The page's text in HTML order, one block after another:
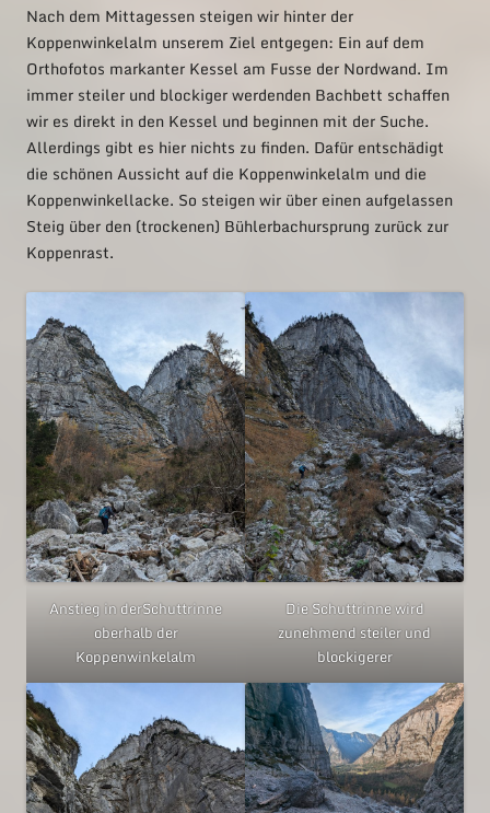
Nach dem Mittagessen steigen wir hinter der
Koppenwinkelalm unserem Ziel entgegen: Ein auf dem
Orthofotos markanter Kessel am Fusse der Nordwand. Im
immer steiler und blockiger werdenden Bachbett schaffen
wir es direkt in den Kessel und beginnen mit der Suche.
Allerdings gibt es hier nichts zu finden. Dafür entschädigt
die schönen Aussicht auf die Koppenwinkelalm und die
Koppenwinkellacke. So steigen wir über einen aufgelassen
Steig über den (trockenen) Bühlerbachursprung zurück zur
Koppenrast.
Anstieg in derSchuttrinne
oberhalb der
Koppenwinkelalm
Die Schuttrinne wird
zunehmend steiler und
blockigerer